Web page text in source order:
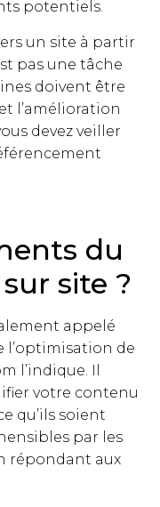
potentiels.
un site à partir
pas une tâche
doivent être
l’amélioration
devez veiller
du
site ?
appelé
l’optimisation de
l’indique. Il
votre contenu
qu’ils soient
par les
répondant aux